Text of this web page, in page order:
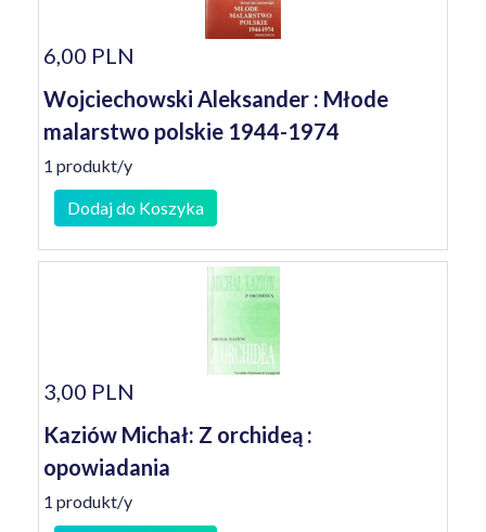
6,00 PLN
Wojciechowski Aleksander : Młode
malarstwo polskie 1944-1974
1 produkt/y
Dodaj do Koszyka
3,00 PLN
Kaziów Michał: Z orchideą :
opowiadania
1 produkt/y